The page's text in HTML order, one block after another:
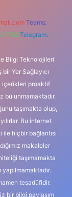
Teams:
0 726 Telegram:
Bilgi Teknolojileri
Yer Sağlayıcı
içerikleri proaktif
bulunmamaktadır.
taşımakta olup,
Bu internet
hiçbir bağlantısı
makaleler
taşımamakta
tesadüfidir.
bir bilgi paylaşım